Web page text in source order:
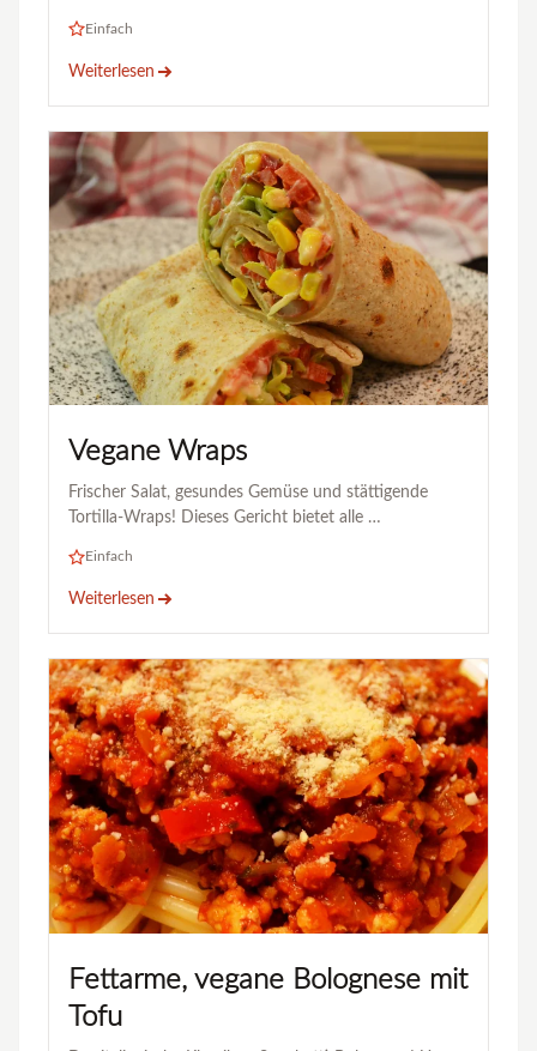
Einfach
Weiterlesen
Vegane Wraps
Frischer Salat, gesundes Gemüse und stättigende
Tortilla-Wraps! Dieses Gericht bietet alle …
Einfach
Weiterlesen
Fettarme, vegane Bolognese mit
Tofu